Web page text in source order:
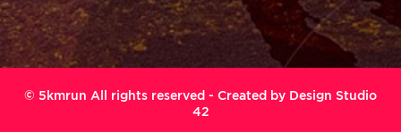
© 5kmrun All rights reserved - Created by Design Studio
42